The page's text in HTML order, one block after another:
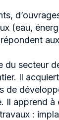
(eau,
du secteur
Il
de
Il apprend à
: